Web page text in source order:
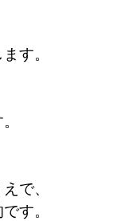
す。
で、
す。